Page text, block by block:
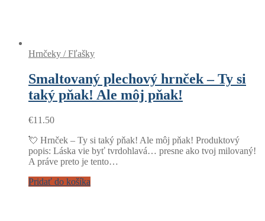
Hrnčeky / Fľašky
Smaltovaný plechový hrnček – Ty si
taký pňak! Ale môj pňak!
€11.50
💘 Hrnček – Ty si taký pňak! Ale môj pňak! Produktový
popis: Láska vie byť tvrdohlavá… presne ako tvoj milovaný!
A práve preto je tento…
Pridať do košíka